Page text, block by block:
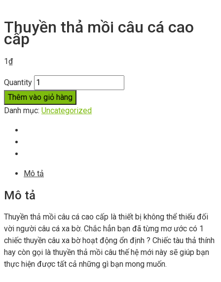
Thuyền thả mồi câu cá cao
cấp
1₫
Quantity
Thêm vào giỏ hàng
Danh mục: Uncategorized
Mô tả
Mô tả
Thuyền thả mồi câu cá cao cấp là thiết bị không thể thiếu đối
vời người câu cá xa bờ. Chắc hẳn bạn đã từng mơ ước có 1
chiếc thuyền câu xa bờ hoạt động ổn định ? Chiếc tàu thả thính
hay còn gọi là thuyền thả mồi câu thế hệ mới này sẽ giúp bạn
thực hiện được tất cả những gì bạn mong muốn.